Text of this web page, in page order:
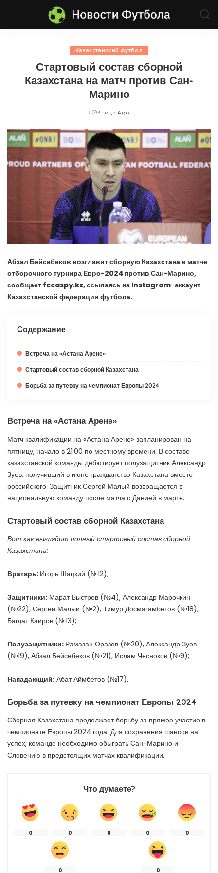
Казахстанский футбол
Стартовый состав сборной
Казахстана на матч против Сан-
Марино
Posted
3 года Ago
Абзал Бейсебеков возглавит сборную Казахстана в матче
отборочного турнира Евро-2024 против Сан-Марино,
сообщает fccaspy.kz, ссылаясь на Instagram-аккаунт
Казахстанской федерации футбола.
Содержание
Встреча на «Астана Арене»
Стартовый состав сборной Казахстана
Борьба за путевку на чемпионат Европы 2024
Встреча на «Астана Арене»
Матч квалификации на «Астана Арене» запланирован на
пятницу, начало в 21:00 по местному времени. В составе
казахстанской команды дебютирует полузащитник Александр
Зуев, получивший в июне гражданство Казахстана вместо
российского. Защитник Сергей Малый возвращается в
национальную команду после матча с Данией в марте.
Стартовый состав сборной Казахстана
Вот как выглядит полный стартовый состав сборной
Казахстана:
Вратарь: Игорь Шацкий (№12);
Защитники: Марат Быстров (№4), Александр Марочкин
(№22), Сергей Малый (№2), Тимур Досмагамбетов (№18),
Багдат Каиров (№13);
Полузащитники: Рамазан Оразов (№20), Александр Зуев
(№19), Абзал Бейсебеков (№21), Ислам Чесноков (№9);
Нападающий: Абат Аймбетов (№17).
Борьба за путевку на чемпионат Европы 2024
Сборная Казахстана продолжает борьбу за прямое участие в
чемпионате Европы 2024 года. Для сохранения шансов на
успех, команде необходимо обыграть Сан-Марино и
Словению в предстоящих матчах квалификации.
Что думаете?
0 0 0 0 0
0 0